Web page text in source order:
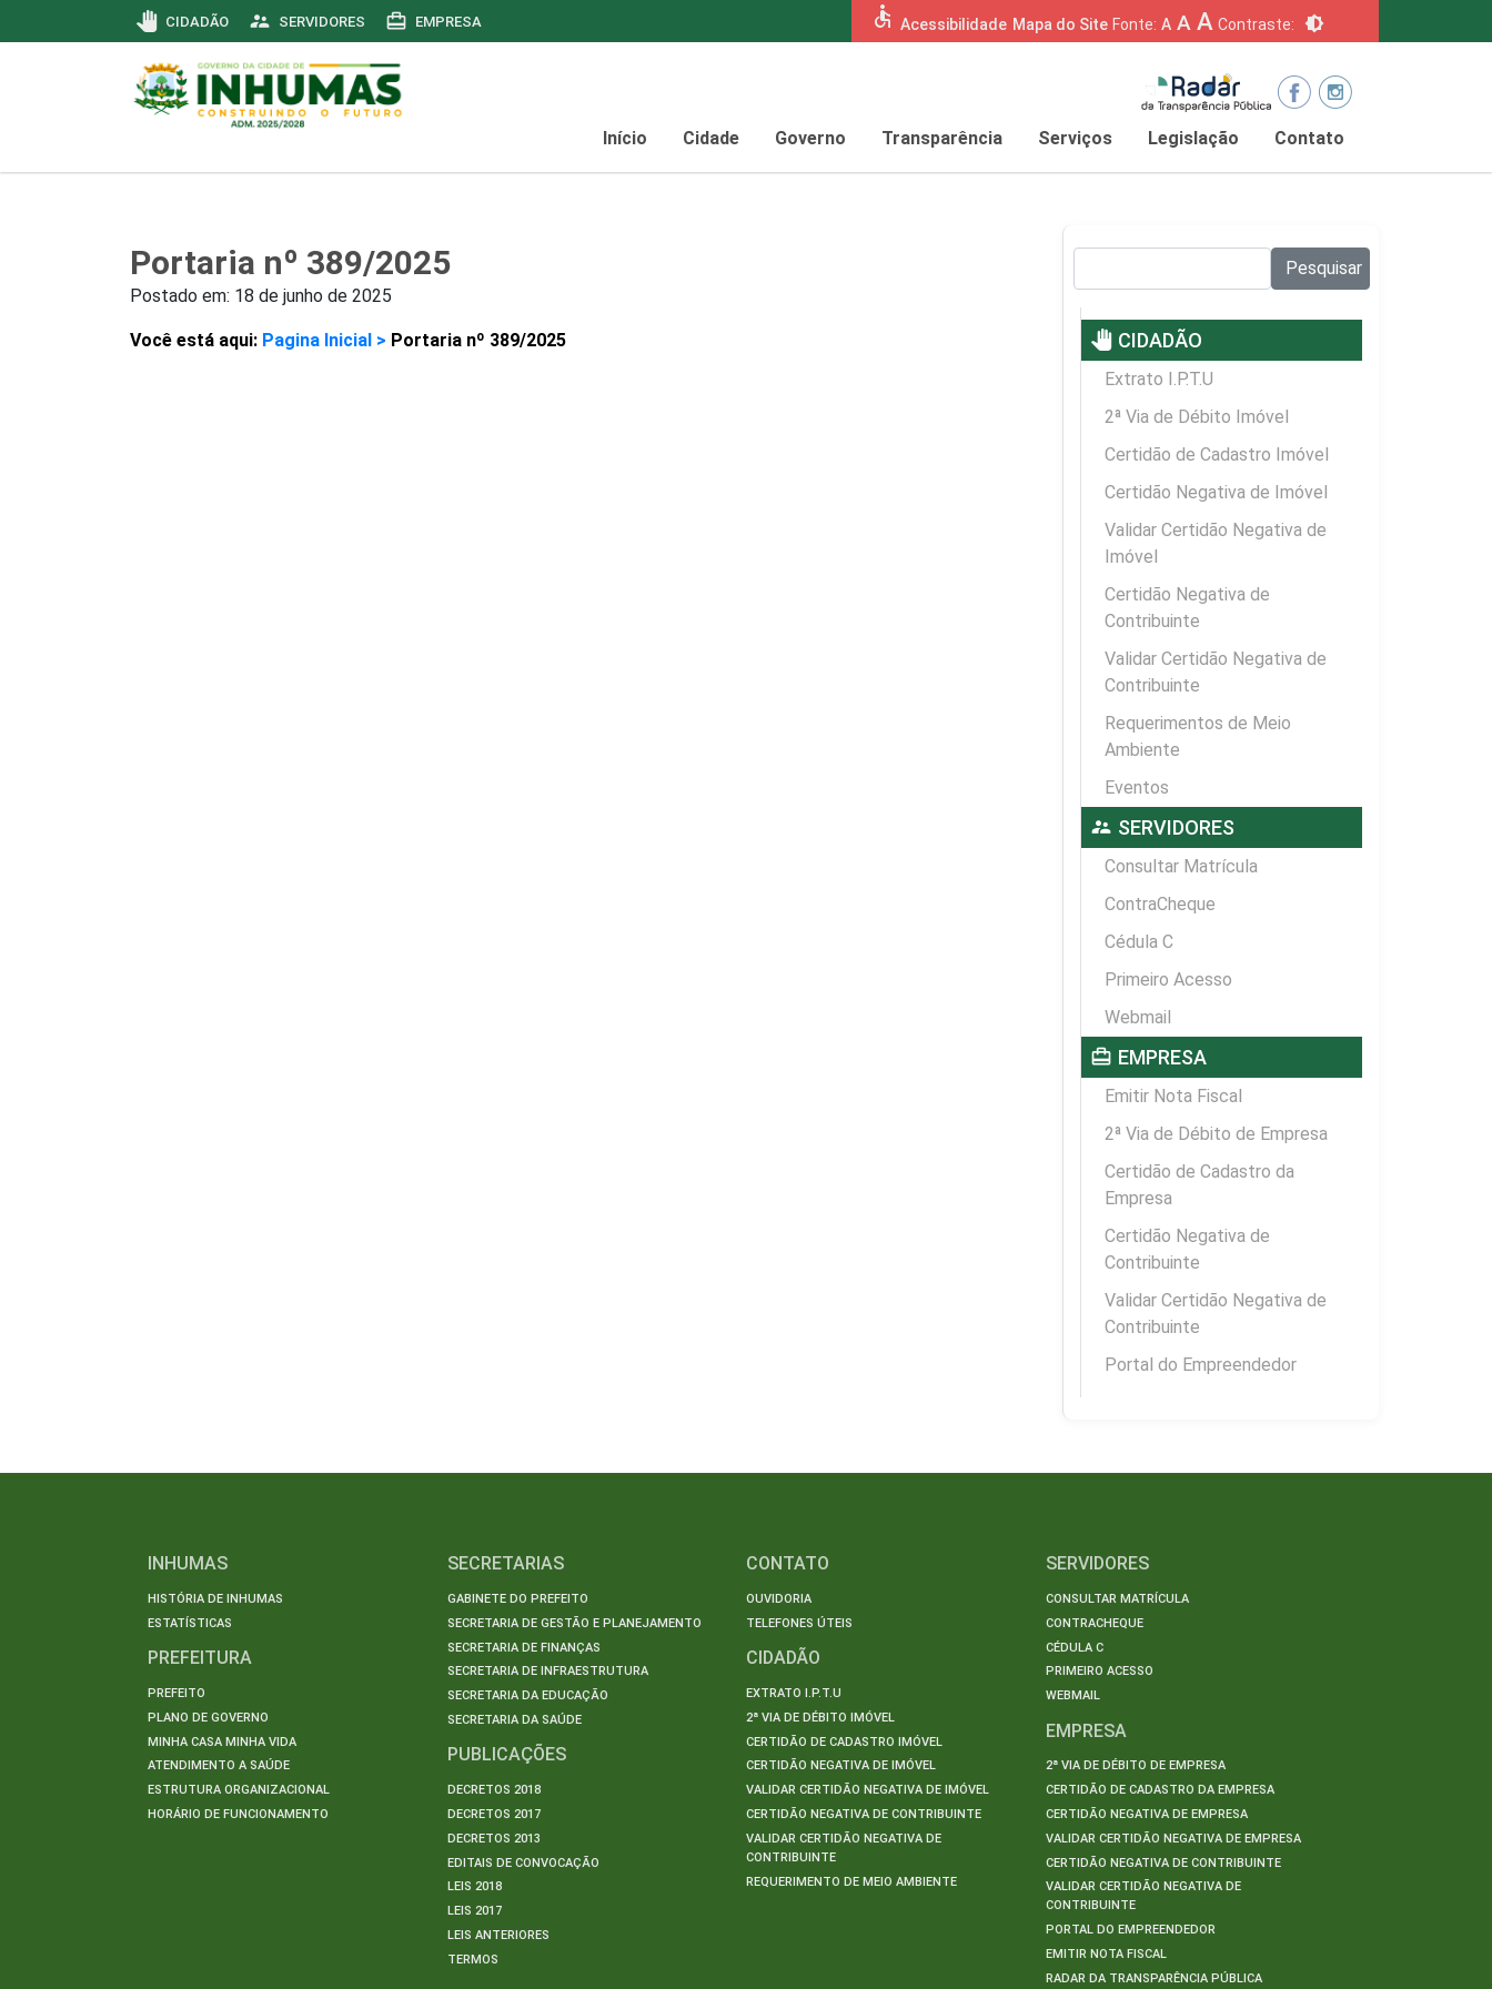
pan_tool CIDADÃO supervisor_account SERVIDORES card_travel EMPRESA accessible Acessibilidade Mapa do Site Fonte: A A A Contraste: brightness_6
Início Cidade Governo Transparência Serviços Legislação Contato
Portaria nº 389/2025
Postado em: 18 de junho de 2025
Você está aqui: Pagina Inicial > Portaria nº 389/2025
Pesquisar
pan_tool CIDADÃO
Extrato I.P.T.U
2ª Via de Débito Imóvel
Certidão de Cadastro Imóvel
Certidão Negativa de Imóvel
Validar Certidão Negativa de
Imóvel
Certidão Negativa de
Contribuinte
Validar Certidão Negativa de
Contribuinte
Requerimentos de Meio
Ambiente
Eventos
supervisor_account SERVIDORES
Consultar Matrícula
ContraCheque
Cédula C
Primeiro Acesso
Webmail
card_travel EMPRESA
Emitir Nota Fiscal
2ª Via de Débito de Empresa
Certidão de Cadastro da
Empresa
Certidão Negativa de
Contribuinte
Validar Certidão Negativa de
Contribuinte
Portal do Empreendedor
INHUMAS
HISTÓRIA DE INHUMAS
ESTATÍSTICAS
PREFEITURA
PREFEITO
PLANO DE GOVERNO
MINHA CASA MINHA VIDA
ATENDIMENTO A SAÚDE
ESTRUTURA ORGANIZACIONAL
HORÁRIO DE FUNCIONAMENTO
SECRETARIAS
GABINETE DO PREFEITO
SECRETARIA DE GESTÃO E PLANEJAMENTO
SECRETARIA DE FINANÇAS
SECRETARIA DE INFRAESTRUTURA
SECRETARIA DA EDUCAÇÃO
SECRETARIA DA SAÚDE
PUBLICAÇÕES
DECRETOS 2018
DECRETOS 2017
DECRETOS 2013
EDITAIS DE CONVOCAÇÃO
LEIS 2018
LEIS 2017
LEIS ANTERIORES
TERMOS
CONTATO
OUVIDORIA
TELEFONES ÚTEIS
CIDADÃO
EXTRATO I.P.T.U
2ª VIA DE DÉBITO IMÓVEL
CERTIDÃO DE CADASTRO IMÓVEL
CERTIDÃO NEGATIVA DE IMÓVEL
VALIDAR CERTIDÃO NEGATIVA DE IMÓVEL
CERTIDÃO NEGATIVA DE CONTRIBUINTE
VALIDAR CERTIDÃO NEGATIVA DE
CONTRIBUINTE
REQUERIMENTO DE MEIO AMBIENTE
SERVIDORES
CONSULTAR MATRÍCULA
CONTRACHEQUE
CÉDULA C
PRIMEIRO ACESSO
WEBMAIL
EMPRESA
2ª VIA DE DÉBITO DE EMPRESA
CERTIDÃO DE CADASTRO DA EMPRESA
CERTIDÃO NEGATIVA DE EMPRESA
VALIDAR CERTIDÃO NEGATIVA DE EMPRESA
CERTIDÃO NEGATIVA DE CONTRIBUINTE
VALIDAR CERTIDÃO NEGATIVA DE
CONTRIBUINTE
PORTAL DO EMPREENDEDOR
EMITIR NOTA FISCAL
RADAR DA TRANSPARÊNCIA PÚBLICA